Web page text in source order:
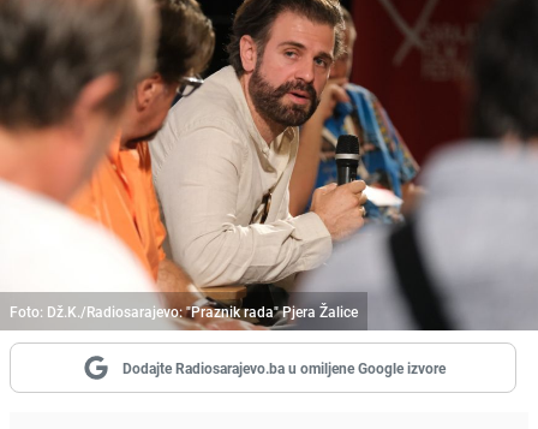
Foto: Dž.K./Radiosarajevo: "Praznik rada" Pjera Žalice
Dodajte Radiosarajevo.ba u omiljene Google izvore